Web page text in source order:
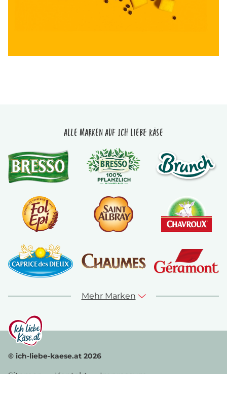
Alle Marken auf Ich liebe Käse
Mehr Marken
© ich-liebe-kaese.at 2026
Sitemap Kontakt
Impressum